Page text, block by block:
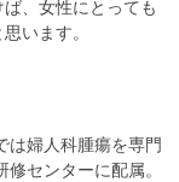
、女性にとっても
います。
は婦人科腫瘍を専門
センターに配属。